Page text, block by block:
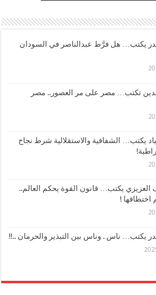
يكتب… هل فرَّط عبدالناصر في السودان
تكتب… مصر على مر العصور.. مصر
يكتب… الشفافية والاستقلالية شرط نجاح
يكتب… قانون القوة يحكم العالم..
اختطافها !
يكتب… ناس . وناس بين التبذير والحرمان ..!!